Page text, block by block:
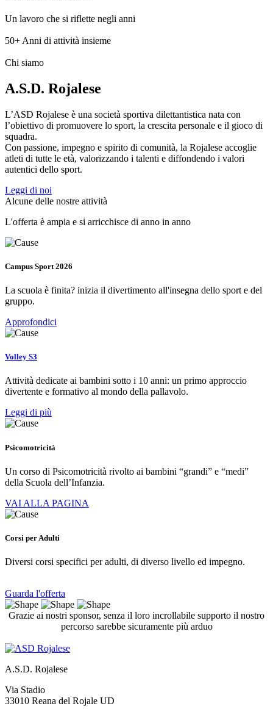
Un lavoro che si riflette negli anni
50+ Anni di attività insieme
Chi siamo
A.S.D. Rojalese
L’ASD Rojalese è una società sportiva dilettantistica nata con
l’obiettivo di promuovere lo sport, la crescita personale e il gioco di
squadra.
Con passione, impegno e spirito di comunità, la Rojalese accoglie
atleti di tutte le età, valorizzando i talenti e diffondendo i valori
autentici dello sport.
Leggi di noi
Alcune delle nostre attività
L'offerta è ampia e si arricchisce di anno in anno
Campus Sport 2026
La scuola è finita? inizia il divertimento all'insegna dello sport e del
gruppo.
Approfondici
Volley S3
Attività dedicate ai bambini sotto i 10 anni: un primo approccio
divertente e formativo al mondo della pallavolo.
Leggi di più
Psicomotricità
Un corso di Psicomotricità rivolto ai bambini “grandi” e “medi”
della Scuola dell’Infanzia.
VAI ALLA PAGINA
Corsi per Adulti
Diversi corsi specifici per adulti, di diverso livello ed impegno.
Guarda l'offerta
Grazie ai nostri sponsor, senza il loro incrollabile supporto il nostro
percorso sarebbe sicuramente più arduo
A.S.D. Rojalese
Via Stadio
33010 Reana del Rojale UD